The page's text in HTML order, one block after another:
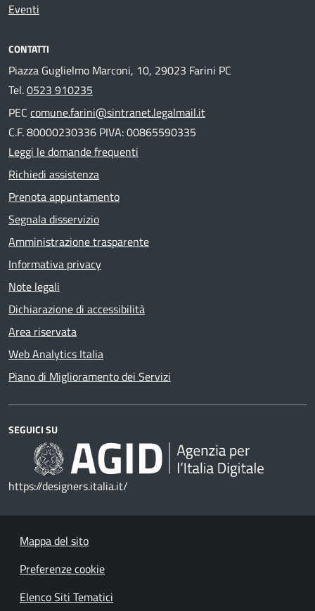
Eventi
CONTATTI
Piazza Guglielmo Marconi, 10, 29023 Farini PC
Tel.0523 910235
PEC comune.farini@sintranet.legalmail.it
C.F. 80000230336 PIVA: 00865590335
Leggi le domande frequenti
Richiedi assistenza
Prenota appuntamento
Segnala disservizio
Amministrazione trasparente
Informativa privacy
Note legali
Dichiarazione di accessibilità
Area riservata
Web Analytics Italia
Piano di Miglioramento dei Servizi
SEGUICI SU
https://designers.italia.it/
Mappa del sito
Preferenze cookie
Elenco Siti Tematici